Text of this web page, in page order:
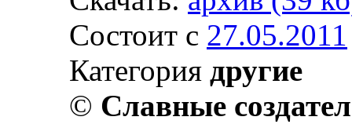
Состоит с 27.05.2011
Категория другие
© Славные